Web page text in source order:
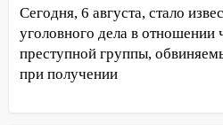
20:22 Мошенники
жительницу
19:14 Житель
подвез троих
Сегодня, 6 августа, стало
уголовного дела в отношении
преступной группы,
при получении